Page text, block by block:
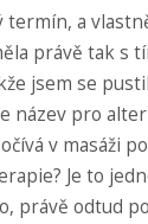
termín, a
právě tak s
jsem se
název pro
v masáži
Je to
právě odtud